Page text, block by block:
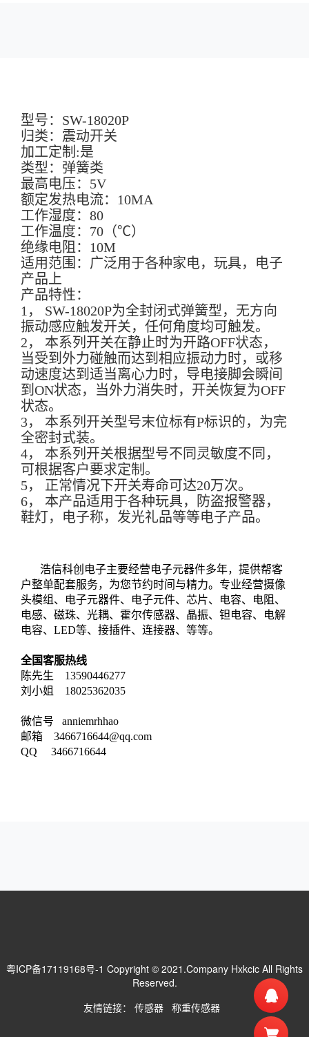
型号： SW-18020P
归类：震动开关
加工定制 :是
类型：弹簧类
最高电压： 5V
额定发热电流： 10MA
工作湿度： 80
工作温度： 70 （℃）
绝缘电阻： 10M
适用范围：广泛用于各种家电，玩具，电子
产品上
产品特性：
1， SW-18020P为全封闭式弹簧型，无方向
振动感应触发开关，任何角度均可触发。
2， 本系列开关在静止时为开路OFF状态，
当受到外力碰触而达到相应振动力时，或移
动速度达到适当离心力时，导电接脚会瞬间
到 ON状态，当外力消失时，开关恢复为OFF
状态。
3， 本系列开关型号末位标有P标识的，为完
全密封式装。
4， 本系列开关根据型号不同灵敏度不同，
可根据客户要求定制。
5， 正常情况下开关寿命可达20万次。
6， 本产品适用于各种玩具，防盗报警器，
鞋灯，电子称，发光礼品等等电子产品。
浩信科创电子主要经营电子元器件多年，提供帮客
户整单配套服务，为您节约时间与精力。专业经营摄像
头模组、电子元器件、电子元件、芯片、电容、电阻、
电感、磁珠、光耦、霍尔传感器、晶振、钽电容、电解
电容、LED等、接插件、连接器、等等。
全国客服热线
陈先生 13590446277
刘小姐 18025362035
微信号 anniemrhhao
邮箱 3466716644@qq.com
QQ 3466716644
粤ICP备17119168号-1 Copyright © 2021.Company Hxkcic All Rights
Reserved.
友情链接： 传感器 称重传感器